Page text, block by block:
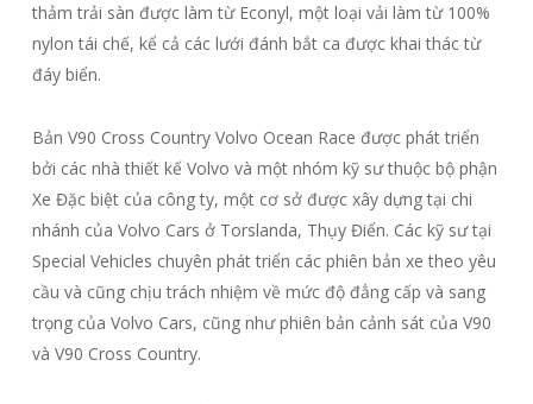
thảm trải sàn được làm từ Econyl, một loại vải làm từ 100%
nylon tái chế, kể cả các lưới đánh bắt ca được khai thác từ
đáy biển.
Bản V90 Cross Country Volvo Ocean Race được phát triển
bởi các nhà thiết kế Volvo và một nhóm kỹ sư thuộc bộ phận
Xe Đặc biệt của công ty, một cơ sở được xây dựng tại chi
nhánh của Volvo Cars ở Torslanda, Thụy Điển. Các kỹ sư tại
Special Vehicles chuyên phát triển các phiên bản xe theo yêu
cầu và cũng chịu trách nhiệm về mức độ đẳng cấp và sang
trọng của Volvo Cars, cũng như phiên bản cảnh sát của V90
và V90 Cross Country.